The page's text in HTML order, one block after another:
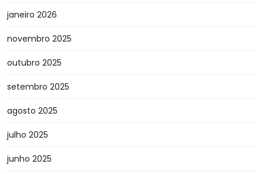
janeiro 2026
novembro 2025
outubro 2025
setembro 2025
agosto 2025
julho 2025
junho 2025